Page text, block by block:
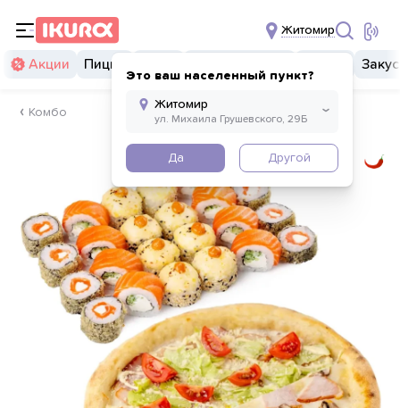
Житомир
Это ваш населенный пункт?
Да Другой
Акции Пицца
Комбо